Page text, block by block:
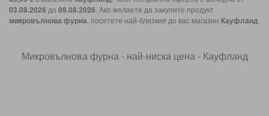
03.08.2026 до 09.08.2026 . Ако желаете да закупите продукт
микровълнова фурна , посетете най-близкия до вас магазин Кауфланд
Микровълнова фурна - най-ниска цена - Кауфланд